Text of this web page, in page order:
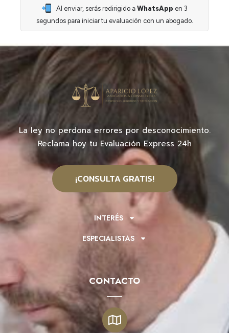
Al enviar, serás redirigido aWhatsApp en 3
segundos para iniciar tu evaluación con un abogado.
La ley no perdona errores por desconocimiento.
Reclama hoy tu Evaluación Express 24h
¡CONSULTA GRATIS!
INTERÉS
ESPECIALISTAS
CONTACTO